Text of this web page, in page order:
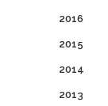
2016
2015
2014
2013